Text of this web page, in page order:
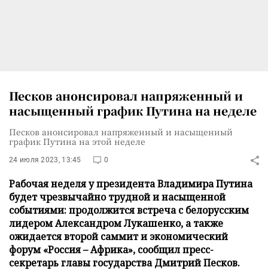
Песков анонсировал напряженный и
насыщенный график Путина на неделе
Песков анонсировал напряженный и насыщенный
график Путина на этой неделе
24 июля 2023, 13:45 0
Рабочая неделя у президента Владимира Путина
будет чрезвычайно трудной и насыщенной
событиями: продолжится встреча с белорусским
лидером Александром Лукашенко, а также
ожидается второй саммит и экономический
форум «Россия – Африка», сообщил пресс-
секретарь главы государства Дмитрий Песков.